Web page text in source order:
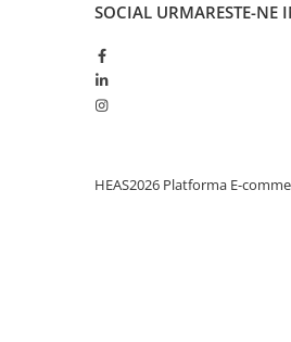
SOCIAL URMARESTE-NE
HEAS2026 Platforma E-